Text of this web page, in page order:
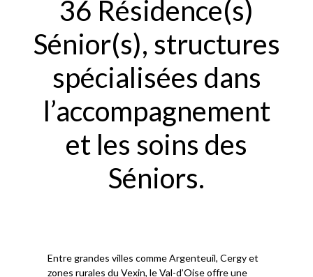
36 Résidence(s)
Sénior(s), structures
spécialisées dans
l’accompagnement
et les soins des
Séniors.
Entre grandes villes comme Argenteuil, Cergy et
zones rurales du Vexin, le Val-d’Oise offre une